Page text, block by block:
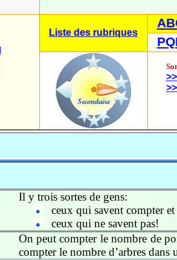
Liste des rubriques
Il y trois sortes de gens:
ceux qui savent compter et
ceux qui ne savent pas!
On peut compter le nombre de
compter le nombre d’arbres dans